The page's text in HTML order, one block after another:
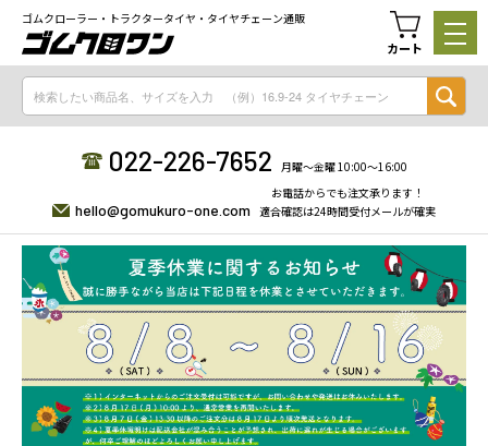
ゴムクローラー・トラクタータイヤ・タイヤチェーン通販
カート
022-226-7652 月曜〜金曜 10:00〜16:00
hello@gomukuro-one.com
お電話からでも注文承ります！
適合確認は24時間受付メールが確実